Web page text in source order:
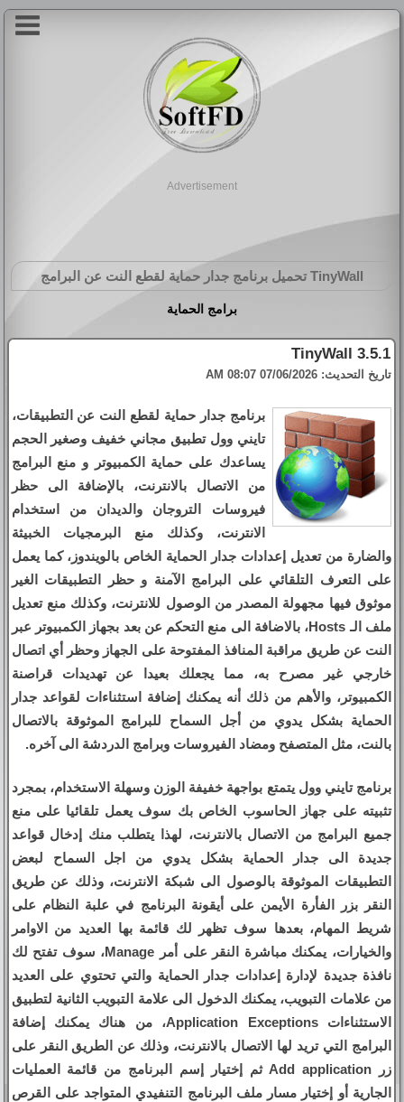
Advertisement
TinyWall تحميل برنامج جدار حماية لقطع النت عن البرامج
برامج الحماية
TinyWall 3.5.1
تاريخ التحديث: 07/06/2026 08:07 AM
برنامج جدار حماية لقطع النت عن التطبيقات،
تايني وول تطبيق مجاني خفيف وصغير الحجم
يساعدك على حماية الكمبيوتر و منع البرامج
من الاتصال بالانترنت، بالإضافة الى حظر
فيروسات التروجان والديدان من استخدام
الانترنت، وكذلك منع البرمجيات الخبيثة
والضارة من تعديل إعدادات جدار الحماية الخاص بالويندوز، كما يعمل
على التعرف التلقائي على البرامج الآمنة و حظر التطبيقات الغير
موثوق فيها مجهولة المصدر من الوصول للانترنت، وكذلك منع تعديل
ملف الـ Hosts، بالاضافة الى منع التحكم عن بعد بجهاز الكمبيوتر عبر
النت عن طريق مراقبة المنافذ المفتوحة على الجهاز وحظر أي اتصال
خارجي غير مصرح به، مما يجعلك بعيدا عن تهديدات قراصنة
الكمبيوتر، والأهم من ذلك أنه يمكنك إضافة استثناءات لقواعد جدار
الحماية بشكل يدوي من أجل السماح للبرامج الموثوقة بالاتصال
بالنت، مثل المتصفح ومضاد الفيروسات وبرامج الدردشة الى آخره.
برنامج تايني وول يتمتع بواجهة خفيفة الوزن وسهلة الاستخدام، بمجرد
تثبيته على جهاز الحاسوب الخاص بك سوف يعمل تلقائيا على منع
جميع البرامج من الاتصال بالانترنت، لهذا يتطلب منك إدخال قواعد
جديدة الى جدار الحماية بشكل يدوي من اجل السماح لبعض
التطبيقات الموثوقة بالوصول الى شبكة الانترنت، وذلك عن طريق
النقر بزر الفأرة الأيمن على أيقونة البرنامج في علبة النظام على
شريط المهام، بعدها سوف تظهر لك قائمة بها العديد من الاوامر
والخيارات، يمكنك مباشرة النقر على أمر Manage، سوف تفتح لك
نافذة جديدة لإدارة إعدادات جدار الحماية والتي تحتوي على العديد
من علامات التبويب، يمكنك الدخول الى علامة التبويب الثانية لتطبيق
الاستثناءات Application Exceptions، من هناك يمكنك إضافة
البرامج التي تريد لها الاتصال بالانترنت، وذلك عن الطريق النقر على
زر Add application ثم إختيار إسم البرنامج من قائمة العمليات
الجارية أو إختيار مسار ملف البرنامج التنفيدي المتواجد على القرص